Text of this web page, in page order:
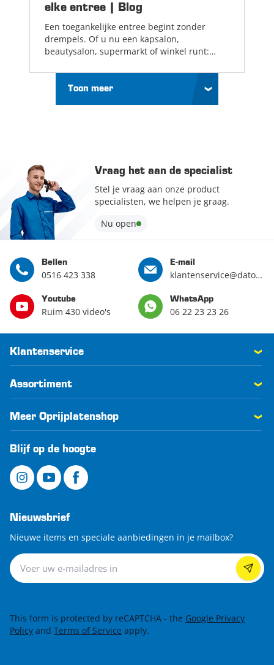
elke entree | Blog
Een toegankelijke entree begint zonder
drempels. Of u nu een kapsalon,
beautysalon, supermarkt of winkel runt:
zonder problemen binnen kunnen komen....
Lees meerToon meer
Vraag het aan de specialist
Stel je vraag aan onze product
specialisten, we helpen je graag.
Nu open
Bellen
0516 423 338
E-mail
klantenservice@datona.nl
Youtube
Ruim 430 video's
WhatsApp
06 22 23 23 26
Klantenservice
Assortiment
Meer Oprijplatenshop
Blijf op de hoogte
Nieuwsbrief
Nieuwe items en speciale aanbiedingen in je mailbox?
Nieuwsbrief
This form is protected by reCAPTCHA - the Google Privacy
Policy and Terms of Service apply.